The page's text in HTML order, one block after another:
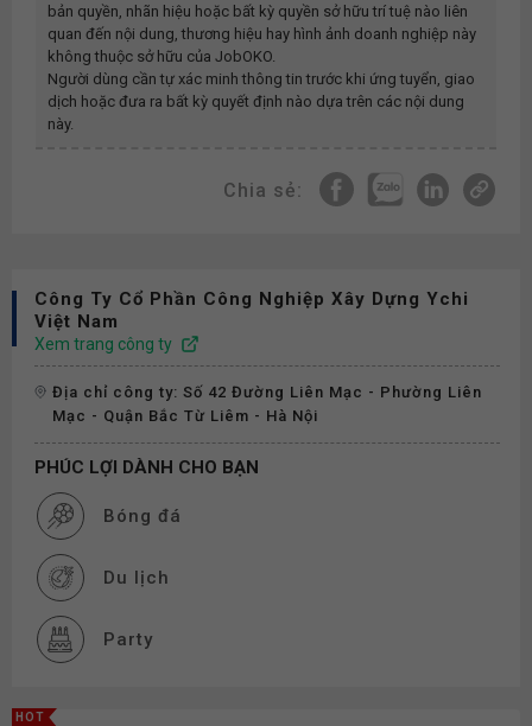
bản quyền, nhãn hiệu hoặc bất kỳ quyền sở hữu trí tuệ nào liên
quan đến nội dung, thương hiệu hay hình ảnh doanh nghiệp này
không thuộc sở hữu của JobOKO.
Người dùng cần tự xác minh thông tin trước khi ứng tuyển, giao
dịch hoặc đưa ra bất kỳ quyết định nào dựa trên các nội dung
này.
Chia sẻ:
Công Ty Cổ Phần Công Nghiệp Xây Dựng Ychi
Việt Nam
Xem trang công ty
Địa chỉ công ty: Số 42 Đường Liên Mạc - Phường Liên
Mạc - Quận Bắc Từ Liêm - Hà Nội
PHÚC LỢI DÀNH CHO BẠN
Bóng đá
Du lịch
Party
HOT